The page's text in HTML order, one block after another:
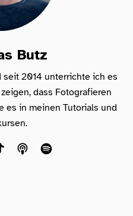
Butz
2014 unterrichte ich es
dass Fotografieren
es in meinen Tutorials und